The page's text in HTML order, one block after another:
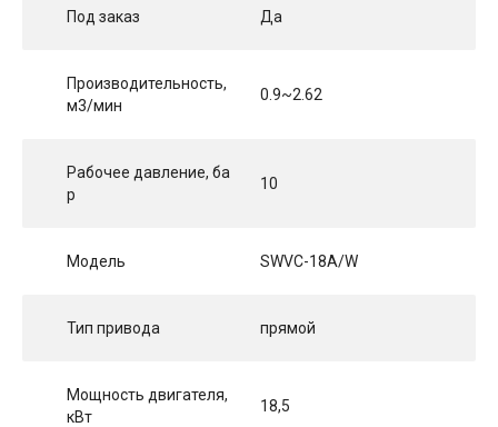
Под заказ Да
Производительность,
м3/мин
0.9~2.62
Рабочее давление, ба
р
10
Модель SWVC-18A/W
Тип привода прямой
Мощность двигателя,
кВт
18,5